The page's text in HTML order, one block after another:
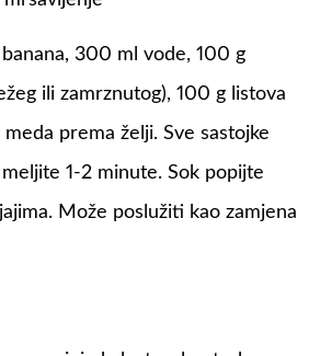
300 ml vode, 100 g
ili zamrznutog), 100 g listova
prema želji. Sve sastojke
1-2 minute. Sok popijte
Može poslužiti kao zamjena